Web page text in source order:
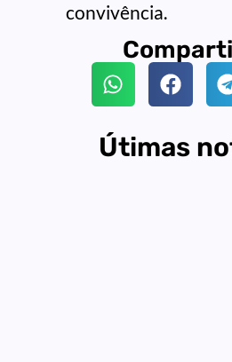
convivência.
Útimas